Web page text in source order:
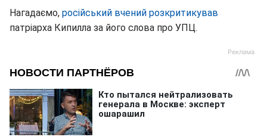
Нагадаємо, російський вчений розкритикував
патріарха Кипилла за його слова про УПЦ.